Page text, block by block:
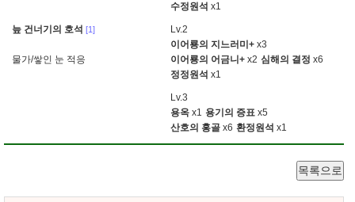
늪 건너기의 호석 [1]
물가/쌓인 눈 적응
수정원석 x1
Lv.2
이어룡의 지느러미+ x3
이어룡의 어금니+ x2 심해의 결정 x6
정정원석 x1
Lv.3
용옥 x1 용기의 증표 x5
산호의 홍골 x6 환정원석 x1
목록으로